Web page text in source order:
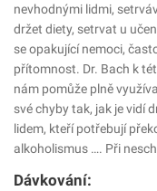
nevhodnými lidmi,
držet diety, setrvat u
se opakující nemoci,
přítomnost. Dr. Bach k
nám pomůže plně
své chyby tak, jak je vidí
lidem, kteří potřebují
alkoholismus …. Při
Dávkování: